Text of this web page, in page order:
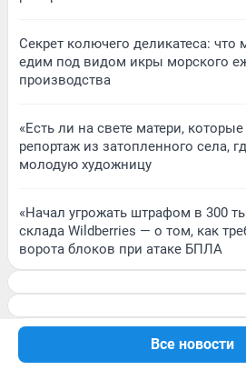
Все новости
Секрет колючего деликатеса:
едим под видом икры морского
производства
«Есть ли на свете матери,
репортаж из затопленного села,
молодую художницу
«Начал угрожать штрафом в 300
склада Wildberries — о том, как
ворота блоков при атаке БПЛА